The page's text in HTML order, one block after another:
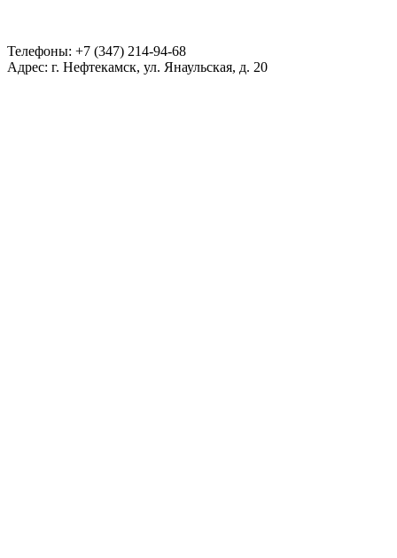
Телефоны: +7 (347) 214-94-68
Адрес: г. Нефтекамск, ул. Янаульская, д. 20